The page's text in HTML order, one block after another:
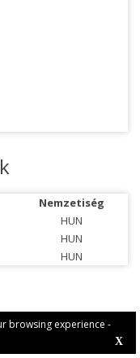
browsing experience -
X
Nemzetiség
HUN
HUN
HUN